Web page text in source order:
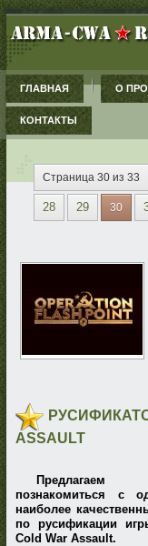
ГЛАВНАЯ О
КОНТАКТЫ
Страница 30 из 33
28 29 30
ASSAULT
Предлагаем
познакомиться с
наиболее
по русификации
Cold War Assault.